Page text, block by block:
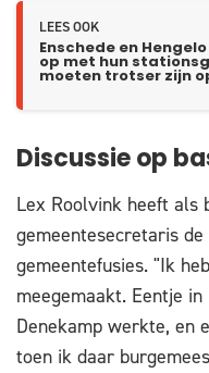
LEES OOK
Enschede en
op met hun
moeten trotser zijn
Discussie op
Lex Roolvink heeft als
gemeentesecretaris
gemeentefusies. "Ik
meegemaakt. Eentje
Denekamp werkte, en
toen ik daar